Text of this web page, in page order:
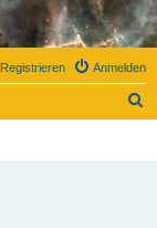
Anmelden
Registrieren